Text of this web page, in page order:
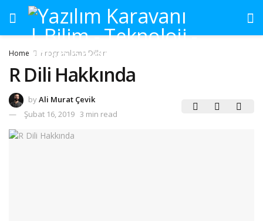
Home Programlama Dilleri
R Dili Hakkında
byAli Murat Çevik
Şubat 16, 2019 3 min read